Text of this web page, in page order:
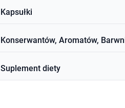
Kapsułki
Konserwantów, Aromatów,
Suplement diety